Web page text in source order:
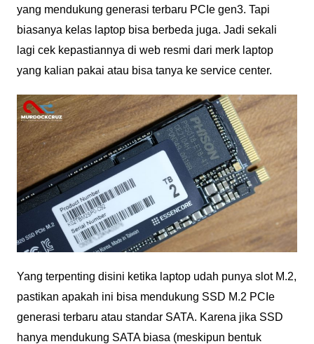
yang mendukung generasi terbaru PCIe gen3. Tapi
biasanya kelas laptop bisa berbeda juga. Jadi sekali
lagi cek kepastiannya di web resmi dari merk laptop
yang kalian pakai atau bisa tanya ke service center.
Yang terpenting disini ketika laptop udah punya slot M.2,
pastikan apakah ini bisa mendukung SSD M.2 PCIe
generasi terbaru atau standar SATA. Karena jika SSD
hanya mendukung SATA biasa (meskipun bentuk